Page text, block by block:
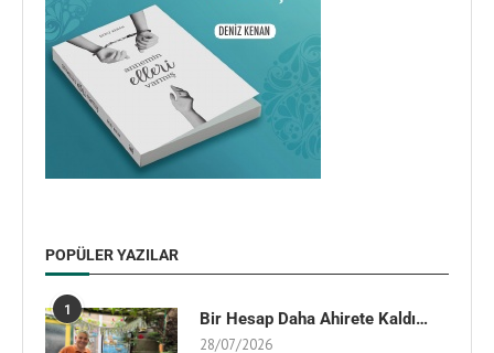
POPÜLER YAZILAR
1 Bir Hesap Daha Ahirete Kaldı…
28/07/2026